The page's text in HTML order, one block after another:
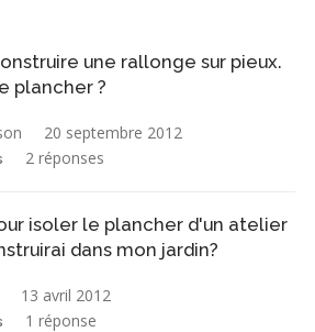
une rallonge sur pieux.
plancher ?
20 septembre 2012
2 réponses
isoler le plancher d'un atelier
dans mon jardin?
13 avril 2012
1 réponse